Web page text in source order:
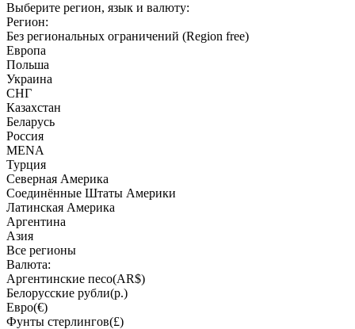
Выберите регион, язык и валюту:
Регион:
Без региональных ограничений (Region free)
Европа
Польша
Украина
СНГ
Казахстан
Беларусь
Россия
MENA
Турция
Северная Америка
Соединённые Штаты Америки
Латинская Америка
Аргентина
Азия
Все регионы
Валюта:
Аргентинские песо(AR$)
Белорусские рубли(р.)
Евро(€)
Фунты стерлингов(£)